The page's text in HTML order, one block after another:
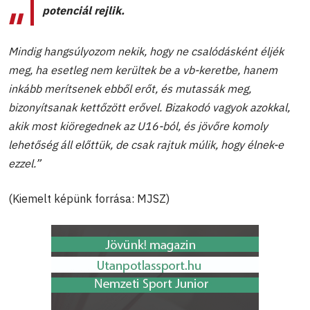
potenciál rejlik.
Mindig hangsúlyozom nekik, hogy ne csalódásként éljék
meg, ha esetleg nem kerültek be a vb-keretbe, hanem
inkább merítsenek ebből erőt, és mutassák meg,
bizonyítsanak kettőzött erővel. Bizakodó vagyok azokkal,
akik most kiöregednek az U16-ból, és jövőre komoly
lehetőség áll előttük, de csak rajtuk múlik, hogy élnek-e
ezzel.”
(Kiemelt képünk forrása: MJSZ)